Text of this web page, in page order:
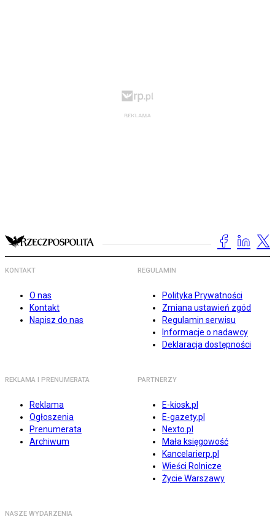
KONTAKT
O nas
Kontakt
Napisz do nas
REGULAMIN
Polityka Prywatności
Zmiana ustawień zgód
Regulamin serwisu
Informacje o nadawcy
Deklaracja dostępności
REKLAMA I PRENUMERATA
Reklama
Ogłoszenia
Prenumerata
Archiwum
PARTNERZY
E-kiosk.pl
E-gazety.pl
Nexto.pl
Mała księgowość
Kancelarierp.pl
Wieści Rolnicze
Życie Warszawy
NASZE WYDARZENIA